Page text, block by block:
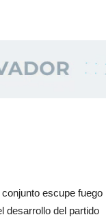
escupe fuego
desarrollo del partido